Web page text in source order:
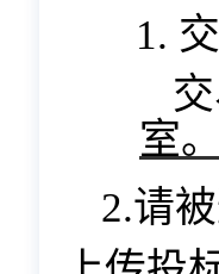
1.
室。
2.请